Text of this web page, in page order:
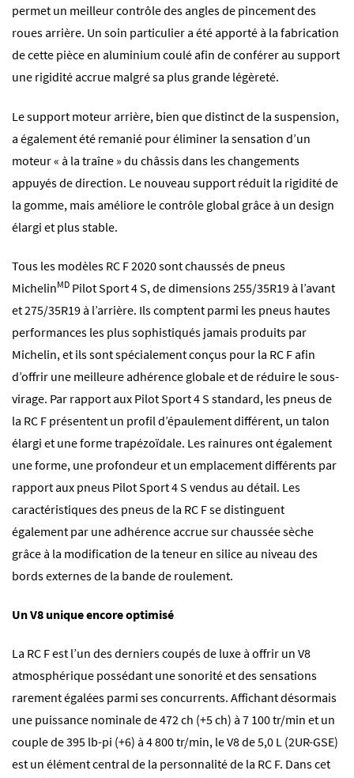
permet un meilleur contrôle des angles de pincement des
roues arrière. Un soin particulier a été apporté à la fabrication
de cette pièce en aluminium coulé afin de conférer au support
une rigidité accrue malgré sa plus grande légèreté.
Le support moteur arrière, bien que distinct de la suspension,
a également été remanié pour éliminer la sensation d’un
moteur « à la traîne » du châssis dans les changements
appuyés de direction. Le nouveau support réduit la rigidité de
la gomme, mais améliore le contrôle global grâce à un design
élargi et plus stable.
Tous les modèles RC F 2020 sont chaussés de pneus
MichelinMD Pilot Sport 4 S, de dimensions 255/35R19 à l’avant
et 275/35R19 à l’arrière. Ils comptent parmi les pneus hautes
performances les plus sophistiqués jamais produits par
Michelin, et ils sont spécialement conçus pour la RC F afin
d’offrir une meilleure adhérence globale et de réduire le sous-
virage. Par rapport aux Pilot Sport 4 S standard, les pneus de
la RC F présentent un profil d’épaulement différent, un talon
élargi et une forme trapézoïdale. Les rainures ont également
une forme, une profondeur et un emplacement différents par
rapport aux pneus Pilot Sport 4 S vendus au détail. Les
caractéristiques des pneus de la RC F se distinguent
également par une adhérence accrue sur chaussée sèche
grâce à la modification de la teneur en silice au niveau des
bords externes de la bande de roulement.
Un V8 unique encore optimisé
La RC F est l’un des derniers coupés de luxe à offrir un V8
atmosphérique possédant une sonorité et des sensations
rarement égalées parmi ses concurrents. Affichant désormais
une puissance nominale de 472 ch (+5 ch) à 7 100 tr/min et un
couple de 395 lb-pi (+6) à 4 800 tr/min, le V8 de 5,0 L (2UR-GSE)
est un élément central de la personnalité de la RC F. Dans cet